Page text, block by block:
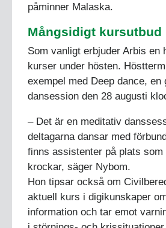
påminner Malaska.
Mångsidigt kursutbud
Som vanligt erbjuder Arbis en
kurser under hösten.
exempel med Deep dance, en
dansession den 28 augusti
– Det är en meditativ
deltagarna dansar med
finns assistenter på plats
krockar, säger Nybom.
Hon tipsar också om
aktuell kurs i digikunskaper
information och tar emot